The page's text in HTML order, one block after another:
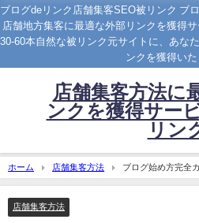
ブログdeリンク店舗集客SEO被リンク ブ
店舗地方集客に最適な外部リンクを獲得
30-60本自然な被リンク元サイトに、あな
ンクを獲得い
店舗集客方法に
ンクを獲得サー
リン
ホーム 店舗集客方法 ブログ始め方完全
店舗集客方法